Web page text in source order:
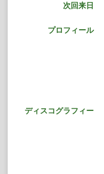
次回来日
プロフィール
ディスコグラフィー